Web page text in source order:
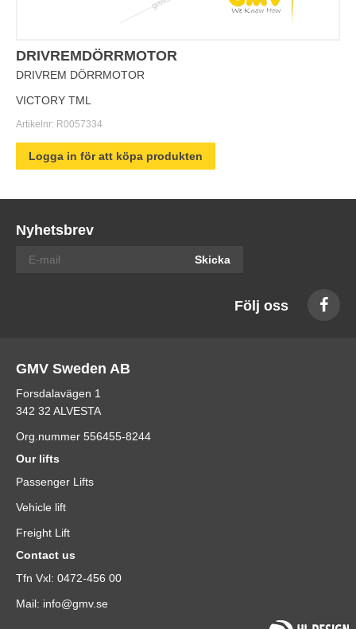
DRIVREMDÖRRMOTOR
DRIVREM DÖRRMOTOR
VICTORY TML
Artikelnr: R0057334
Logga in för att köpa produkten
Nyhetsbrev
Skicka
Följ oss
GMV Sweden AB
Forsdalavägen 1
342 32 ALVESTA
Org.nummer 556455-8244
Our lifts
Passenger Lifts
Vehicle lift
Freight Lift
Contact us
Tfn Vxl: 0472-456 00
Mail: info@gmv.se